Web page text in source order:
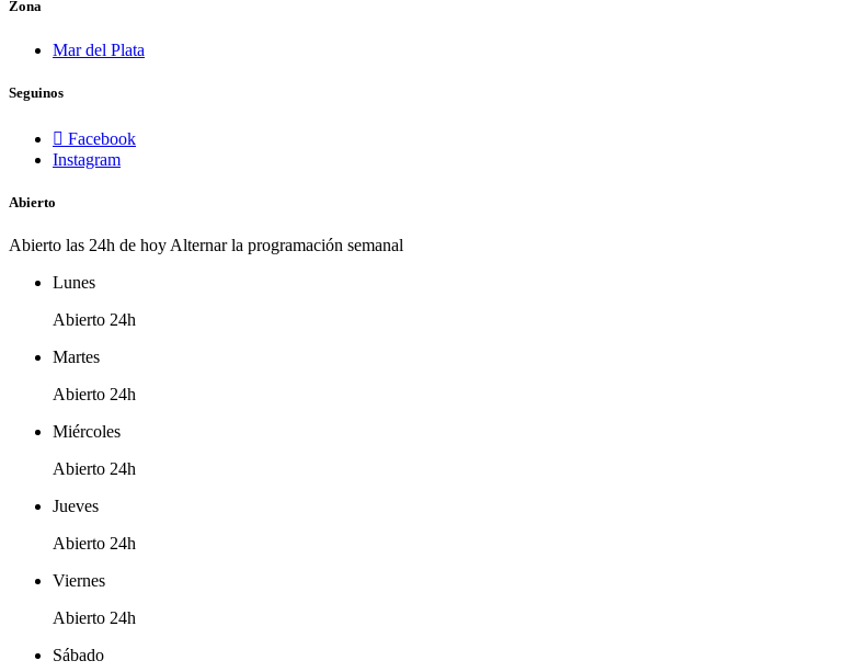
Zona
Mar del Plata
Seguinos
Facebook
Instagram
Abierto
Abierto las 24h de hoy Alternar la programación semanal
Lunes
Abierto 24h
Martes
Abierto 24h
Miércoles
Abierto 24h
Jueves
Abierto 24h
Viernes
Abierto 24h
Sábado